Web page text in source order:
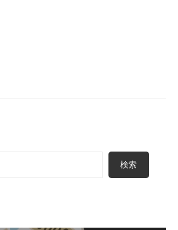
検索